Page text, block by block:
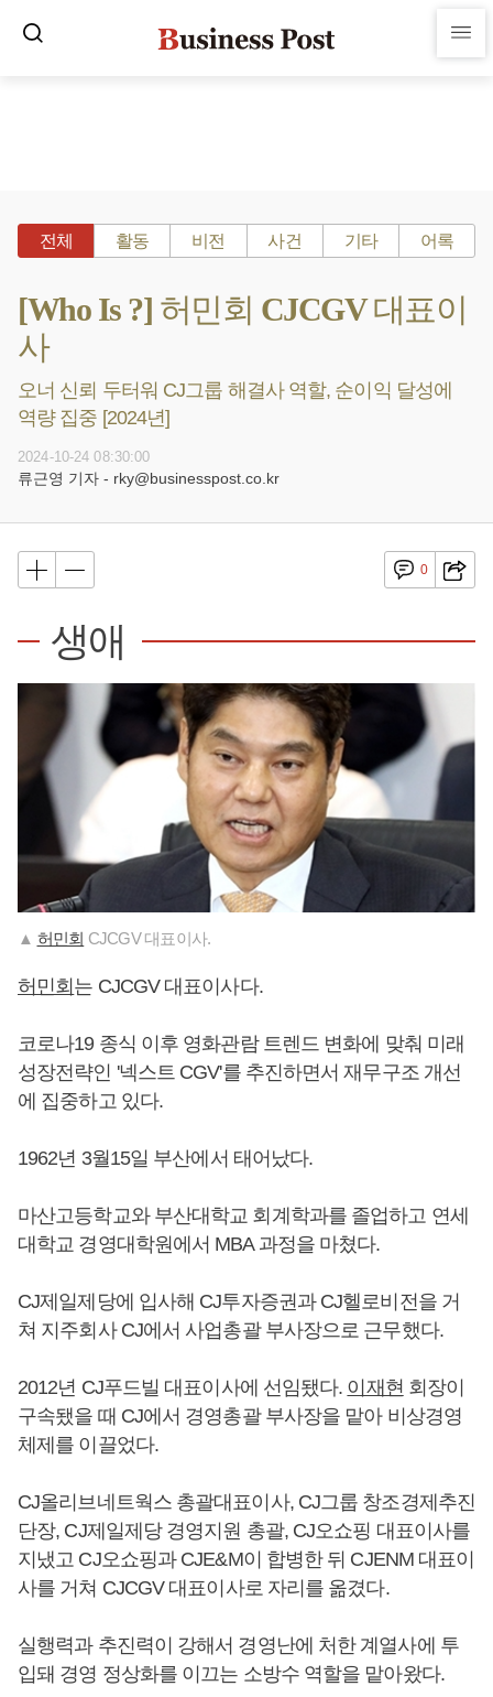
전체 활동 비전 사건 기타 어록
[Who Is ?] 허민회 CJCGV 대표이
사
오너 신뢰 두터워 CJ그룹 해결사 역할, 순이익 달성에
역량 집중 [2024년]
2024-10-24 08:30:00
류근영 기자 - rky@businesspost.co.kr
0
생애
▲ 허민회 CJCGV 대표이사.
허민회 는 CJCGV 대표이사다.
코로나19 종식 이후 영화관람 트렌드 변화에 맞춰 미래
성장전략인 '넥스트 CGV'를 추진하면서 재무구조 개선
에 집중하고 있다.
1962년 3월15일 부산에서 태어났다.
마산고등학교와 부산대학교 회계학과를 졸업하고 연세
대학교 경영대학원에서 MBA 과정을 마쳤다.
CJ제일제당에 입사해 CJ투자증권과 CJ헬로비전을 거
쳐 지주회사 CJ에서 사업총괄 부사장으로 근무했다.
2012년 CJ푸드빌 대표이사에 선임됐다. 이재현 회장이
구속됐을 때 CJ에서 경영총괄 부사장을 맡아 비상경영
체제를 이끌었다.
CJ올리브네트웍스 총괄대표이사, CJ그룹 창조경제추진
단장, CJ제일제당 경영지원 총괄, CJ오쇼핑 대표이사를
지냈고 CJ오쇼핑과 CJE&M이 합병한 뒤 CJENM 대표이
사를 거쳐 CJCGV 대표이사로 자리를 옮겼다.
실행력과 추진력이 강해서 경영난에 처한 계열사에 투
입돼 경영 정상화를 이끄는 소방수 역할을 맡아왔다.